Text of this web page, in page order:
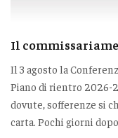
Il
Il 3 agosto la
Piano di rientro 2026-
dovute, sofferenze si
carta. Pochi giorni